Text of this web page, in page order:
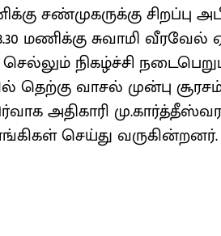
சண்முகருக்கு
மணிக்கு சுவாமி
நிகழ்ச்சி
தெற்கு வாசல் முன்பு
அதிகாரி
செய்து வருகின்றனர்.